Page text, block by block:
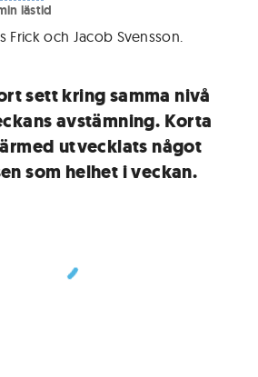
lästid
Frick och Jacob Svensson.
sett kring samma nivå
avstämning. Korta
utvecklats något
som helhet i veckan.